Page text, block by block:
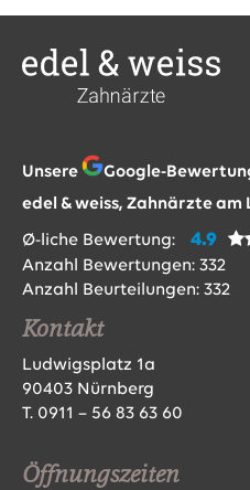
Unsere
Google-
edel & weiss, Zahnärzte
Ø-liche Bewertung: 4.9
Anzahl Bewertungen: 332
Anzahl Beurteilungen: 332
Kontakt
Ludwigsplatz 1a
90403 Nürnberg
T. 0911 – 56 83 63 60
Öffnungszeiten